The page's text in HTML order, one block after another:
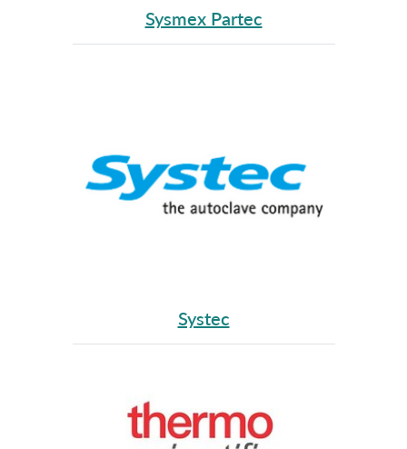
Sysmex Partec
Systec